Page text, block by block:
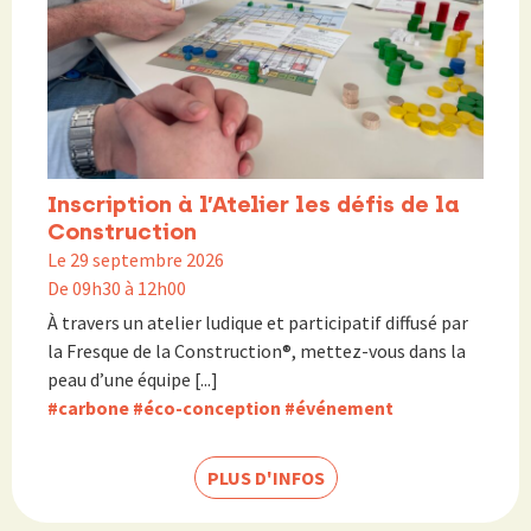
Inscription à l’Atelier les défis de la
Construction
Le 29 septembre 2026
De 09h30 à 12h00
À travers un atelier ludique et participatif diffusé par
la Fresque de la Construction®, mettez-vous dans la
peau d’une équipe [...]
#carbone #éco-conception #événement
PLUS D'INFOS